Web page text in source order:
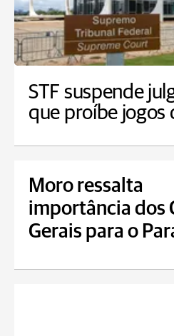
STF suspende
que proíbe jogos
Moro ressalta
importância dos
Gerais para o